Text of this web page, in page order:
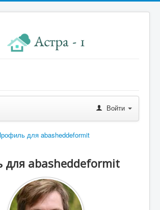
оплате
Войти
для abasheddeformit
для abasheddeformit